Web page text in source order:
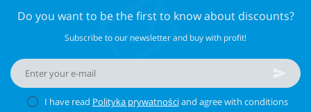
Do you want to be the first to know about discounts?
Subscribe to our newsletter and buy with profit!
I have read Polityka prywatnościand agree with conditions